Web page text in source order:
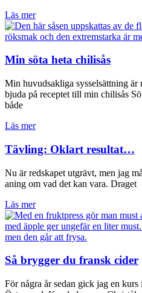
Läs mer
Min söta heta chilisås
Min huvudsakliga sysselsättning
bjuda på receptet till min chilisås
både
Läs mer
Tävling: Oklart resultat…
Nu är redskapet utgrävt, men jag
aning om vad det kan vara. Draget
Läs mer
Så brygger du fransk cider
För några år sedan gick jag en